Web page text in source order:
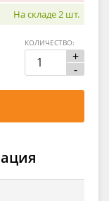
На складе 2 шт.
+
-
КОЛИЧЕСТВО: